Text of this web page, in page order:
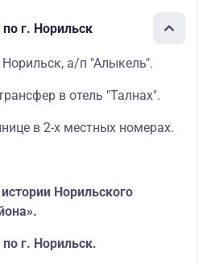
г. Норильск
а/п "Алыкель".
в отель "Талнах".
в 2-х местных номерах.
Норильского
г. Норильск.